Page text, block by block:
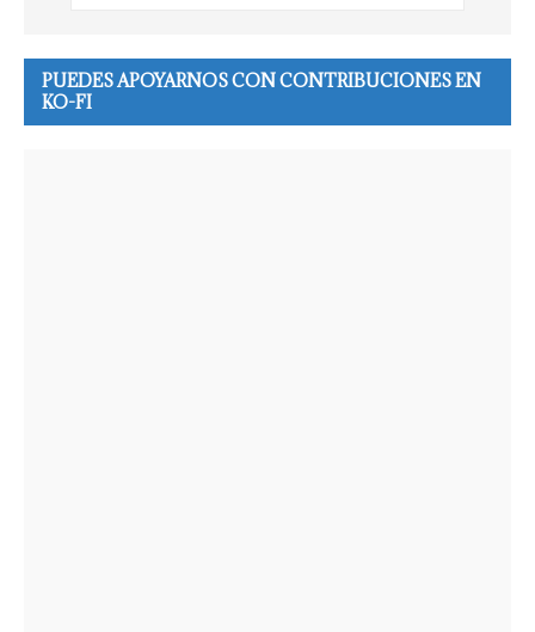
PUEDES APOYARNOS CON CONTRIBUCIONES EN
KO-FI